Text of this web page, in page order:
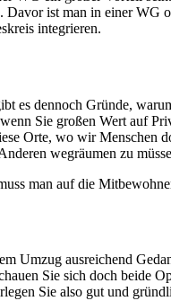
ist man in einer WG
integrieren.
es dennoch Gründe,
Sie großen Wert auf
Orte, wo wir Menschen
wegräumen zu
man auf die
Umzug ausreichend
Sie sich doch beide
Sie also gut und